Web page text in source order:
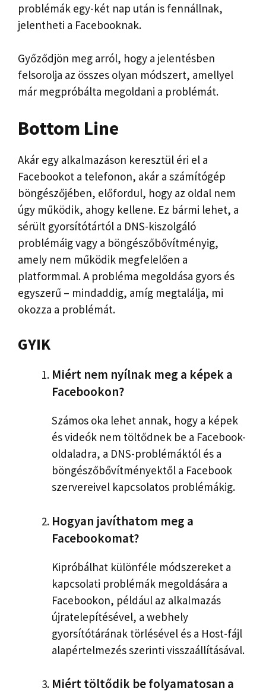
problémák egy-két nap után is fennállnak,
jelentheti a Facebooknak.
Győződjön meg arról, hogy a jelentésben
felsorolja az összes olyan módszert, amellyel
már megpróbálta megoldani a problémát.
Bottom Line
Akár egy alkalmazáson keresztül éri el a
Facebookot a telefonon, akár a számítógép
böngészőjében, előfordul, hogy az oldal nem
úgy működik, ahogy kellene. Ez bármi lehet, a
sérült gyorsítótártól a DNS-kiszolgáló
problémáig vagy a böngészőbővítményig,
amely nem működik megfelelően a
platformmal. A probléma megoldása gyors és
egyszerű – mindaddig, amíg megtalálja, mi
okozza a problémát.
GYIK
Miért nem nyílnak meg a képek a
Facebookon?
Számos oka lehet annak, hogy a képek
és videók nem töltődnek be a Facebook-
oldaladra, a DNS-problémáktól és a
böngészőbővítményektől a Facebook
szervereivel kapcsolatos problémákig.
Hogyan javíthatom meg a
Facebookomat?
Kipróbálhat különféle módszereket a
kapcsolati problémák megoldására a
Facebookon, például az alkalmazás
újratelepítésével, a webhely
gyorsítótárának törlésével és a Host-fájl
alapértelmezés szerinti visszaállításával.
Miért töltődik be folyamatosan a